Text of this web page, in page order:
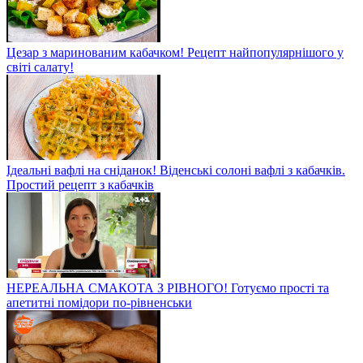
Цезар з маринованим кабачком! Рецепт найпопулярнішого у
світі салату!
Ідеальні вафлі на сніданок! Віденські солоні вафлі з кабачків.
Простий рецепт з кабачків
НЕРЕАЛЬНА СМАКОТА З РІВНОГО! Готуємо прості та
апетитні помідори по-рівненськи